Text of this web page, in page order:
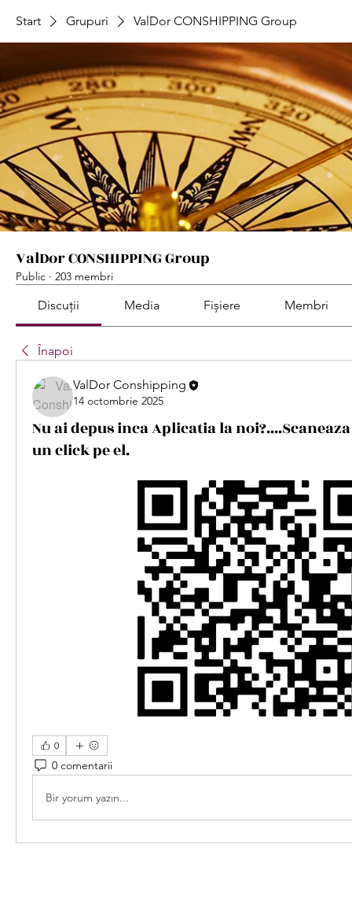
Start Grupuri ValDor CONSHIPPING Group
ValDor CONSHIPPING Group
Public · 203 membri
Discuții Media Fișiere Membri
Înapoi
ValDor Conshipping
14 octombrie 2025
Nu ai depus inca Aplicatia la
un click pe el.
0
0 comentarii
Bir yorum yazın...